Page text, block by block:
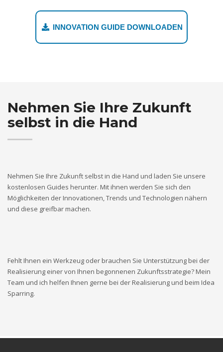
INNOVATION GUIDE DOWNLOADEN
Nehmen Sie Ihre Zukunft
selbst in die Hand
Nehmen Sie Ihre Zukunft selbst in die Hand und laden Sie unsere
kostenlosen Guides herunter. Mit ihnen werden Sie sich den
Möglichkeiten der Innovationen, Trends und Technologien nähern
und diese greifbar machen.
Fehlt Ihnen ein Werkzeug oder brauchen Sie Unterstützung bei der
Realisierung einer von Ihnen begonnenen Zukunftsstrategie? Mein
Team und ich helfen Ihnen gerne bei der Realisierung und beim Idea
Sparring.